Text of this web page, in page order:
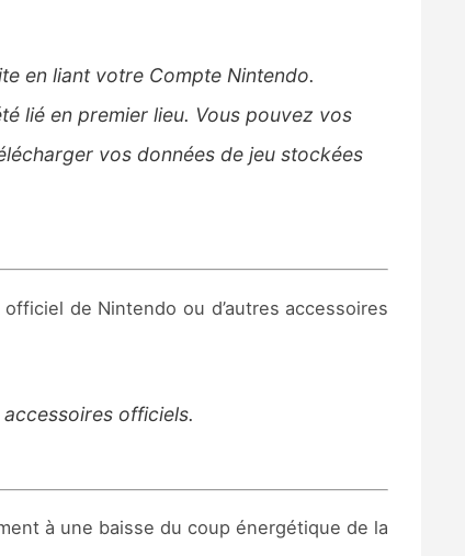
en liant votre Compte Nintendo.
lié en premier lieu. Vous pouvez vos
vos données de jeu stockées
de Nintendo ou d’autres accessoires
officiels.
à une baisse du coup énergétique de la